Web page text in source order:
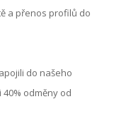
a přenos profilů do
do našeho
odměny od